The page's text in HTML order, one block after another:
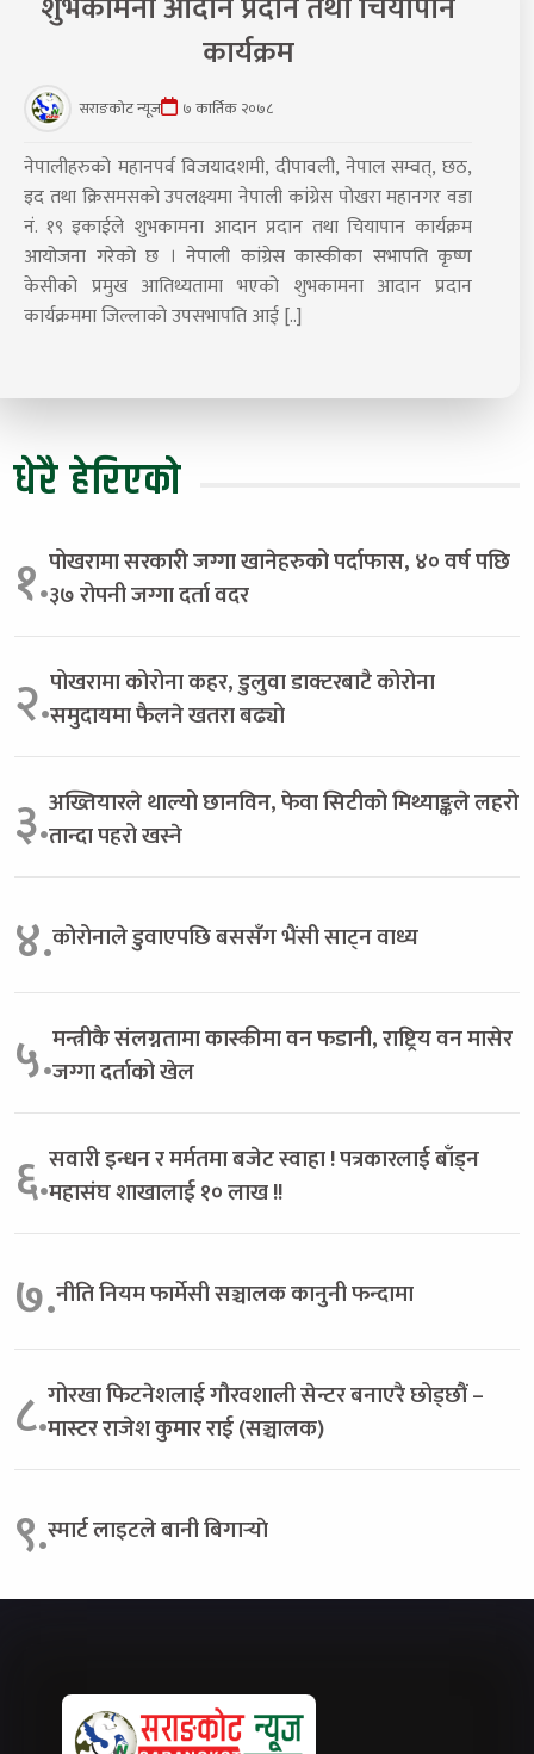
कार्यक्रम
सराङकोट न्यूज ७ कार्तिक २०७८
नेपालीहरुको महानपर्व विजयादशमी, दीपावली, नेपाल सम्वत्, छठ,
इद तथा क्रिसमसको उपलक्ष्यमा नेपाली कांग्रेस पोखरा महानगर वडा
नं. १९ इकाईले शुभकामना आदान प्रदान तथा चियापान कार्यक्रम
आयोजना गरेको छ । नेपाली कांग्रेस कास्कीका सभापति कृष्ण
केसीको प्रमुख आतिथ्यतामा भएको शुभकामना आदान प्रदान
कार्यक्रममा जिल्लाको उपसभापति आई [..]
धेरै हेरिएको
१.पोखरामा सरकारी जग्गा खानेहरुको पर्दाफास, ४० वर्ष पछि
३७ रोपनी जग्गा दर्ता वदर
२.पोखरामा कोरोना कहर, डुलुवा डाक्टरबाटै कोरोना
समुदायमा फैलने खतरा बढ्यो
३.अख्तियारले थाल्यो छानविन, फेवा सिटीको मिथ्याङ्कले लहरो
तान्दा पहरो खस्ने
४.कोरोनाले डुवाएपछि बससँग भैंसी साट्न वाध्य
५.मन्त्रीकै संलग्नतामा कास्कीमा वन फडानी, राष्ट्रिय वन मासेर
जग्गा दर्ताको खेल
६.सवारी इन्धन र मर्मतमा बजेट स्वाहा ! पत्रकारलाई बाँड्न
महासंघ शाखालाई १० लाख !!
७.नीति नियम फार्मेसी सञ्चालक कानुनी फन्दामा
८.गोरखा फिटनेशलाई गौरवशाली सेन्टर बनाएरै छोड्छौं –
मास्टर राजेश कुमार राई (सञ्चालक)
९.स्मार्ट लाइटले बानी बिगार्‍याे